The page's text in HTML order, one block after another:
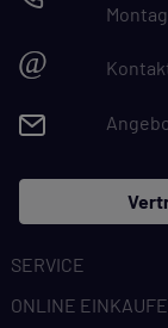
@
SERVICE
ONLINE